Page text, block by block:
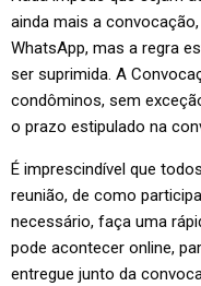
ainda mais a
WhatsApp, mas a regra
ser suprimida. A
condôminos, sem
o prazo estipulado na
É imprescindível que
reunião, de como
necessário, faça uma
pode acontecer online,
entregue junto da